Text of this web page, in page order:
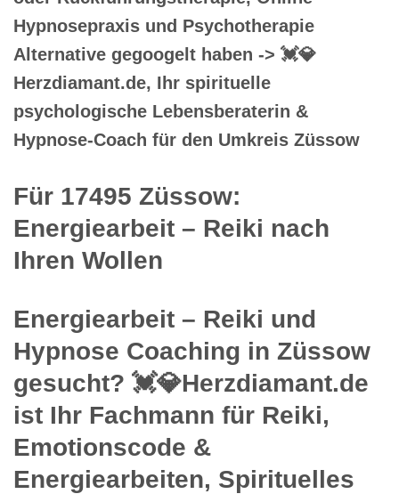
Hypnosepraxis und Psychotherapie
Alternative gegoogelt haben -> 💓️💎
Herzdiamant.de, Ihr spirituelle
psychologische Lebensberaterin &
Hypnose-Coach für den Umkreis Züssow
Für 17495 Züssow:
Energiearbeit – Reiki nach
Ihren Wollen
Energiearbeit – Reiki und
Hypnose Coaching in Züssow
gesucht? 💓️💎Herzdiamant.de
ist Ihr Fachmann für Reiki,
Emotionscode &
Energiearbeiten, Spirituelles